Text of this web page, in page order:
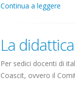
Continua a leggere
La
Per sedici docenti di
Coascit, ovvero il